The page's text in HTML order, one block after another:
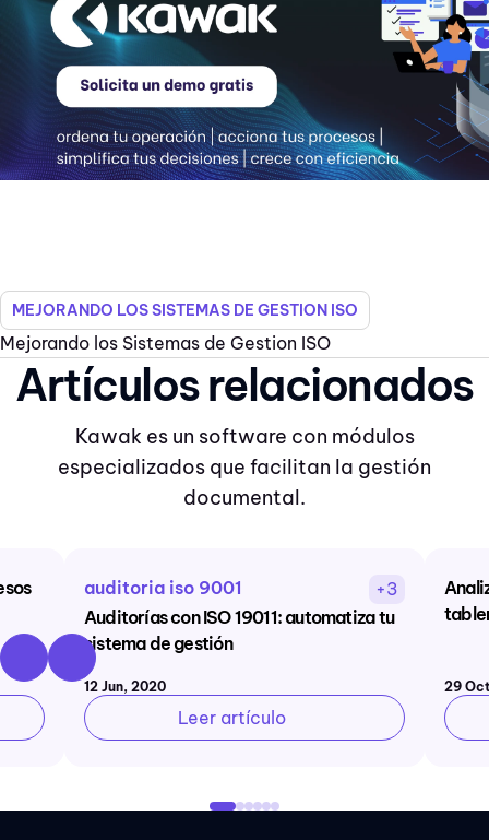
MEJORANDO LOS SISTEMAS DE GESTION ISO
Mejorando los Sistemas de Gestion ISO
Artículos relacionados
Kawak es un software con módulos
especializados que facilitan la gestión
documental.
auditoria iso 9001
+3
Auditorías con ISO 19011: automatiza tu
sistema de gestión
12 Jun, 2020
Leer artículo
29